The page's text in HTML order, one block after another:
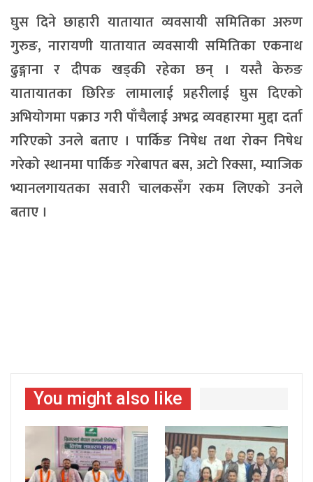
घुस दिने छाहारी यातायात व्यवसायी समितिका अरुण
गुरुङ, नारायणी यातायात व्यवसायी समितिका एकनाथ
ढुङ्गाना र दीपक खड्की रहेका छन् । यस्तै केरुङ
यातायातका छिरिङ लामालाई प्रहरीलाई घुस दिएको
अभियोगमा पक्राउ गरी पाँचैलाई अभद्र व्यवहारमा मुद्दा दर्ता
गरिएको उनले बताए । पार्किङ निषेध तथा रोक्न निषेध
गरेको स्थानमा पार्किङ गरेबापत बस, अटो रिक्सा, म्याजिक
भ्यानलगायतका सवारी चालकसँग रकम लिएको उनले
बताए ।
You might also like